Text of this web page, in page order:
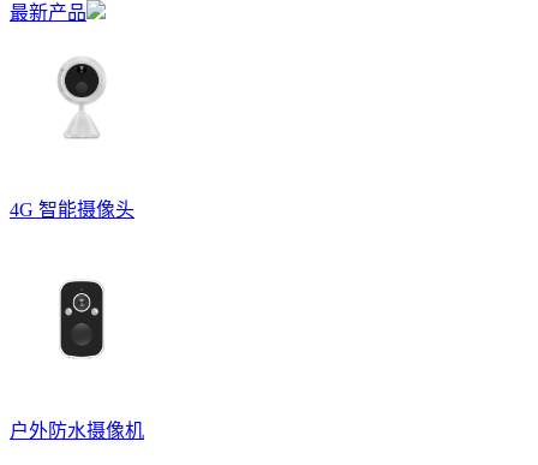
最新产品
4G 智能摄像头
户外防水摄像机